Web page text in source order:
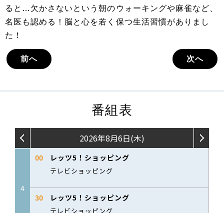
ると…欠かさないという朝のウォーキングや麻雀など、
名医も認める！脳と心を若く保つ生活習慣がありまし
た！
前へ 次へ
番組表